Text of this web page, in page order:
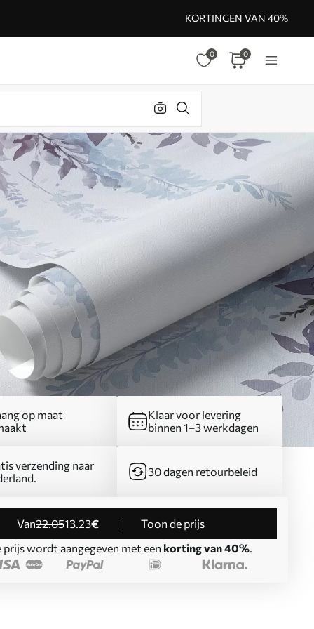
KORTINGEN VAN 40%
0 0
op maat
Klaar voor levering
binnen 1–3 werkdagen
verzending naar
30 dagen retourbeleid
Van22.0513.23€
Toon de prijs
prijs wordt aangegeven met een korting van 40%.